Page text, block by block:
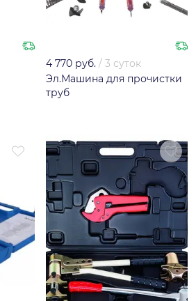
4 770 руб. / 3 суток
Эл.Машина для прочистки
труб